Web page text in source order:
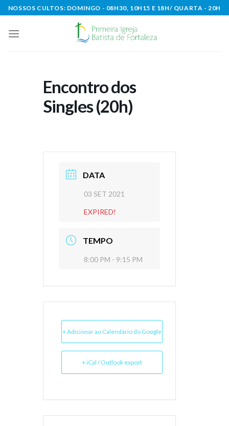
Skip
to
content
NOSSOS CULTOS: DOMINGO - 08H30, 10H15 E 18H/ QUARTA - 20H
Encontro dos
Singles (20h)
DATA
03 SET 2021
EXPIRED!
TEMPO
8:00 PM - 9:15 PM
+ Adicionar ao Calendário do Google
+ iCal / Outlook export